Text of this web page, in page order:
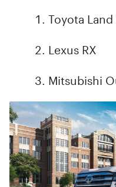
Toyota
Lexus RX
Mitsubishi